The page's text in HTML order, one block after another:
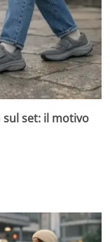
sul set: il motivo